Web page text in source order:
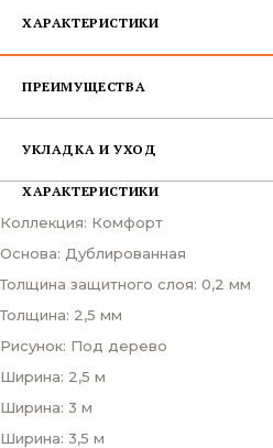
ХАРАКТЕРИСТИКИ
ПРЕИМУЩЕСТВА
УКЛАДКА И УХОД
ХАРАКТЕРИСТИКИ
Коллекция: Комфорт
Основа: Дублированная
Толщина защитного слоя: 0,2 мм
Толщина: 2,5 мм
Рисунок: Под дерево
Ширина: 2,5 м
Ширина: 3 м
Ширина: 3,5 м